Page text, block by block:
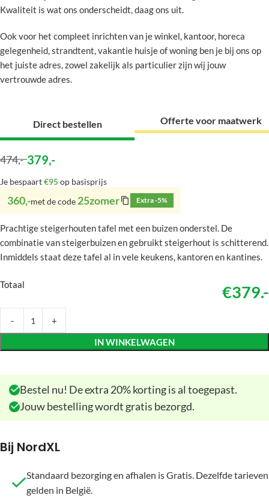
Kwaliteit is wat ons onderscheidt, daag ons uit.
Ook voor het compleet inrichten van je winkel, kantoor, horeca
gelegenheid, strandtent, vakantie huisje of woning ben je bij ons op
het juiste adres, zowel zakelijk als particulier zijn wij jouw
vertrouwde adres.
Direct bestellen Offerte voor maatwerk
474,- 379,-
Je bespaart€95op basisprijs
360,-met de code 25zomer Extra -5%
Prachtige steigerhouten tafel met een buizen onderstel. De
combinatie van steigerbuizen en gebruikt steigerhout is schitterend.
Inmiddels staat deze tafel al in vele keukens, kantoren en kantines.
Totaal €379.-
IN WINKELWAGEN
Bestel nu! De extra 20% korting is al toegepast.
Jouw bestelling wordt gratis bezorgd.
Bij NordXL
Standaard bezorging en afhalen is Gratis. Dezelfde tarieven
gelden in België.